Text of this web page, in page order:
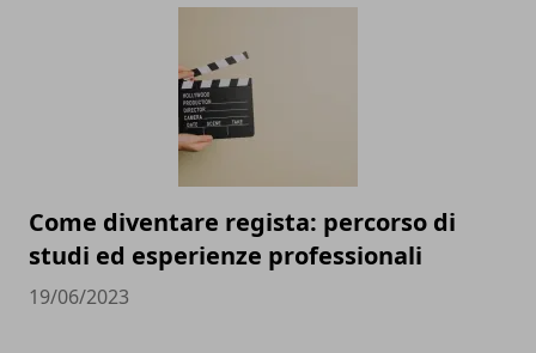
Come diventare regista: percorso di
studi ed esperienze professionali
19/06/2023